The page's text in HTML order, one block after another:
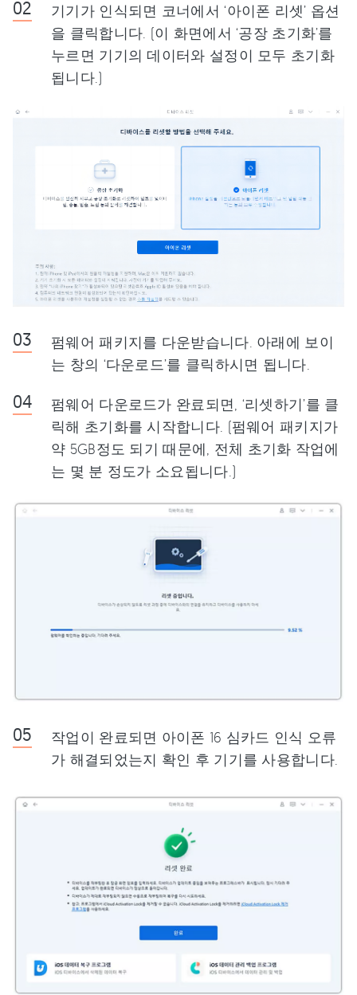
기기가 인식되면 코너에서 ‘아이폰 리셋’ 옵션
을 클릭합니다. (이 화면에서 ‘공장 초기화’를
누르면 기기의 데이터와 설정이 모두 초기화
됩니다.)
펌웨어 패키지를 다운받습니다. 아래에 보이
는 창의 ‘다운로드’를 클릭하시면 됩니다.
펌웨어 다운로드가 완료되면, ‘리셋하기’를 클
릭해 초기화를 시작합니다. (펌웨어 패키지가
약 5GB정도 되기 때문에, 전체 초기화 작업에
는 몇 분 정도가 소요됩니다.)
작업이 완료되면 아이폰 16 심카드 인식 오류
가 해결되었는지 확인 후 기기를 사용합니다.